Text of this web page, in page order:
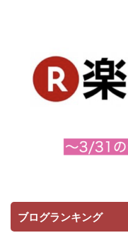
ブログランキング